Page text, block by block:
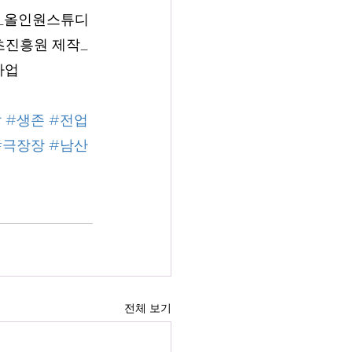
인원스튜디
진흥원 제작_
#생존 #전업
장장#남산
전체 보기